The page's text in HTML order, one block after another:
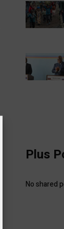
Plus
No shared